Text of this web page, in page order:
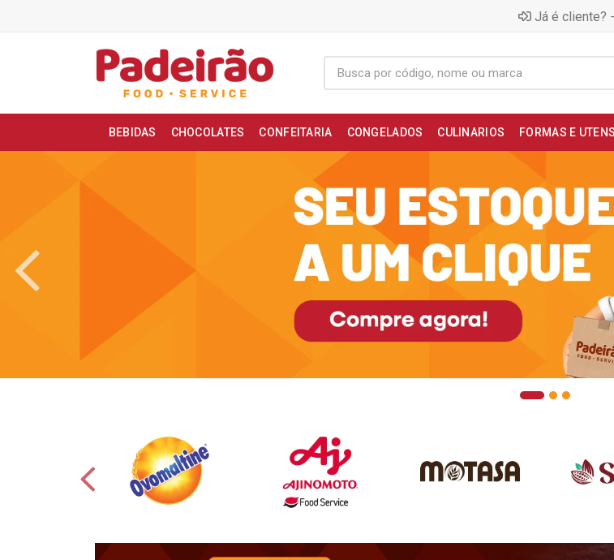
Já é cliente?
BEBIDAS CHOCOLATES CONFEITARIA CONGELADOS CULINARIOS FORMAS E